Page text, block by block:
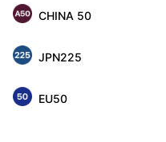
CHINA 50
JPN225
EU50